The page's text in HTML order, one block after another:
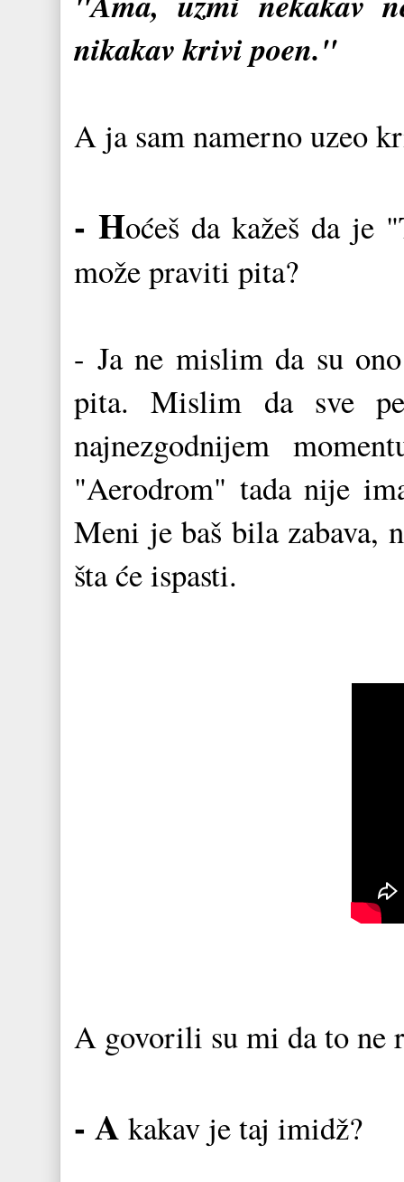
nikakav krivi poen."
A ja sam namerno uzeo
- Hoćeš da kažeš da je
može praviti pita?
- Ja ne mislim da su
pita. Mislim da sve
najnezgodnijem
"Aerodrom" tada nije
Meni je baš bila zabava,
šta će ispasti.
A govorili su mi da to ne
- A kakav je taj imidž?